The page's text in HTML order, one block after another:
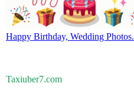
Happy Birthday, Wedding Photos.
Taxiuber7.com